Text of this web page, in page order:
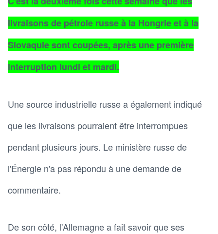
livraisons de pétrole russe à la Hongrie et à la
Slovaquie sont coupées, après une première
interruption lundi et mardi.
Une source industrielle russe a également indiqué
que les livraisons pourraient être interrompues
pendant plusieurs jours. Le ministère russe de
l'Énergie n'a pas répondu à une demande de
commentaire.
De son côté, l'Allemagne a fait savoir que ses